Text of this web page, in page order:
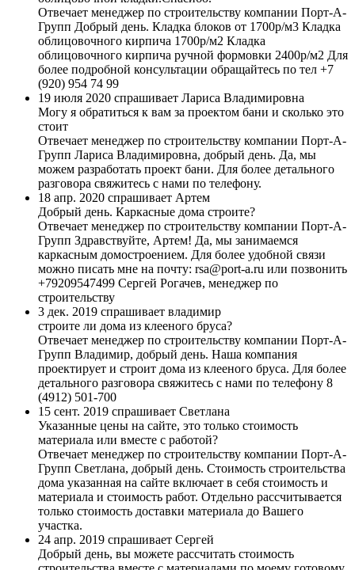
Отвечает менеджер по строительству компании Порт-А-
Групп Добрый день. Кладка блоков от 1700р/м3 Кладка
облицовочного кирпича 1700р/м2 Кладка
облицовочного кирпича ручной формовки 2400р/м2 Для
более подробной консультации обращайтесь по тел +7
(920) 954 74 99
19 июля 2020 спрашивает Лариса Владимировна
Могу я обратиться к вам за проектом бани и сколько это
стоит
Отвечает менеджер по строительству компании Порт-А-
Групп Лариса Владимировна, добрый день. Да, мы
можем разработать проект бани. Для более детального
разговора свяжитесь с нами по телефону.
18 апр. 2020 спрашивает Артем
Добрый день. Каркасные дома строите?
Отвечает менеджер по строительству компании Порт-А-
Групп Здравствуйте, Артем! Да, мы занимаемся
каркасным домостроением. Для более удобной связи
можно писать мне на почту: rsa@port-a.ru или позвонить
+79209547499 Сергей Рогачев, менеджер по
строительству
3 дек. 2019 спрашивает владимир
строите ли дома из клееного бруса?
Отвечает менеджер по строительству компании Порт-А-
Групп Владимир, добрый день. Наша компания
проектирует и строит дома из клееного бруса. Для более
детального разговора свяжитесь с нами по телефону 8
(4912) 501-700
15 сент. 2019 спрашивает Светлана
Указанные цены на сайте, это только стоимость
материала или вместе с работой?
Отвечает менеджер по строительству компании Порт-А-
Групп Светлана, добрый день. Стоимость строительства
дома указанная на сайте включает в себя стоимость и
материала и стоимость работ. Отдельно рассчитывается
только стоимость доставки материала до Вашего
участка.
24 апр. 2019 спрашивает Сергей
Добрый день, вы можете рассчитать стоимость